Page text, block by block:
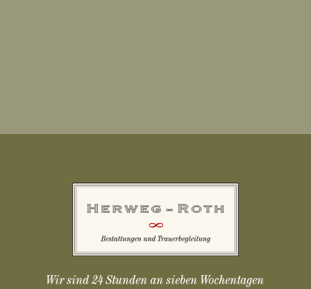
Wir sind 24 Stunden an sieben Wochentagen